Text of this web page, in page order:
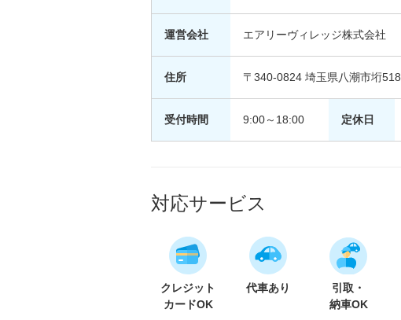
運営会社 エアリーヴィレッジ株式会社
住所 〒340-0824 埼玉県八潮市垳518
受付時間 9:00～18:00 定休日
対応サービス
クレジット
カードOK
代車あり
引取・
納車OK